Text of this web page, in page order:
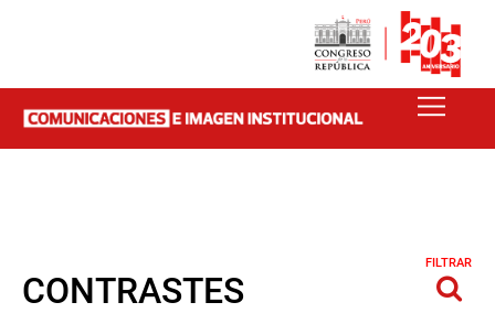
CONTRASTES
FILTRAR